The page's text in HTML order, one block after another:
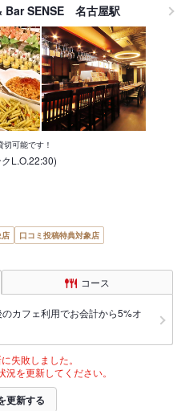
Bar SENSE 名古屋駅
可能です！
L.O.22:30)
店
口コミ投稿特典対象店
コース
カフェ利用でお会計から5%オ
失敗しました。
を更新してください。
更新する